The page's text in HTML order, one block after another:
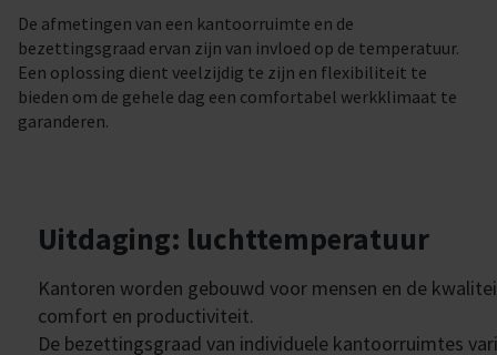
De afmetingen van een kantoorruimte en de
bezettingsgraad ervan zijn van invloed op de temperatuur.
Een oplossing dient veelzijdig te zijn en flexibiliteit te
bieden om de gehele dag een comfortabel werkklimaat te
garanderen.
Uitdaging: luchttemperatuur
Kantoren worden gebouwd voor mensen en de
comfort en productiviteit.
De bezettingsgraad van individuele kantoorruimtes